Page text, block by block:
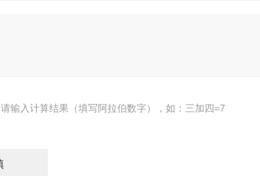
请输入计算结果（填写阿拉伯数字），如：三加四=7